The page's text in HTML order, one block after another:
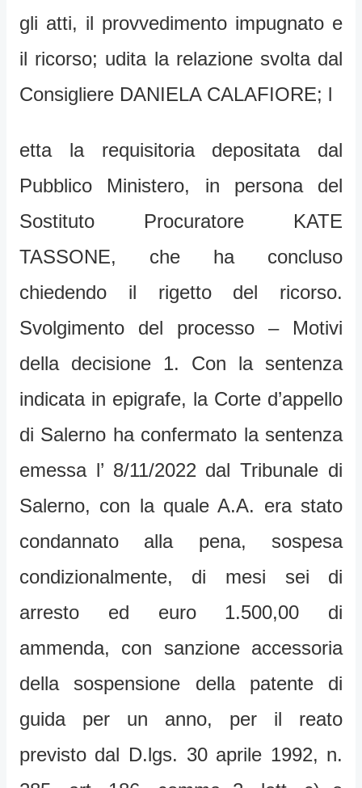
gli atti, il provvedimento impugnato e
il ricorso; udita la relazione svolta dal
Consigliere DANIELA CALAFIORE; l
etta la requisitoria depositata dal
Pubblico Ministero, in persona del
Sostituto Procuratore KATE
TASSONE, che ha concluso
chiedendo il rigetto del ricorso.
Svolgimento del processo – Motivi
della decisione 1. Con la sentenza
indicata in epigrafe, la Corte d’appello
di Salerno ha confermato la sentenza
emessa l’ 8/11/2022 dal Tribunale di
Salerno, con la quale A.A. era stato
condannato alla pena, sospesa
condizionalmente, di mesi sei di
arresto ed euro 1.500,00 di
ammenda, con sanzione accessoria
della sospensione della patente di
guida per un anno, per il reato
previsto dal D.lgs. 30 aprile 1992, n.